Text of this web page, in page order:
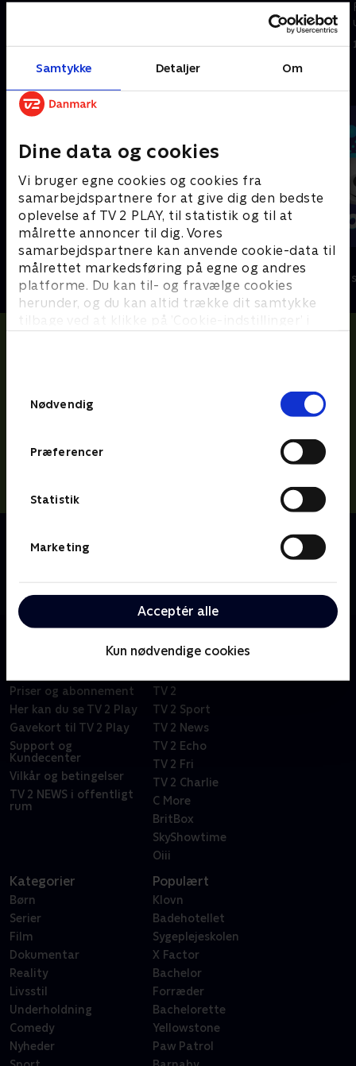
Samtykke Detaljer Om
Dine data og cookies
Vi bruger egne cookies og cookies fra
samarbejdspartnere for at give dig den bedste
oplevelse af TV 2 PLAY, til statistik og til at
målrette annoncer til dig. Vores
samarbejdspartnere kan anvende cookie-data til
målrettet markedsføring på egne og andres
platforme. Du kan til- og fravælge cookies
herunder, og du kan altid trække dit samtykke
tilbage ved at klikke på ’Cookie-indstillinger’ i
Nødvendig
Præferencer
Statistik
Marketing
Acceptér alle
Kun nødvendige cookies
14. februar 2024 • 1 min 14. februar 2024 • 1 min
Andre så også
Vilde unger
Børneserier • 1 sæsoner
Olly & Lea
Børneserier • 1
En samling af små kortfilm for de yngste børn i
underholdende.
Priser og abonnement
Her kan du se TV 2 Play
Gavekort til TV 2 Play
Support og
Kundecenter
Vilkår og betingelser
TV 2 NEWS i offentligt
rum
TV 2
TV 2 Sport
TV 2 News
TV 2 Echo
TV 2 Fri
TV 2 Charlie
C More
BritBox
SkyShowtime
Oiii
Kategorier
Børn
Serier
Film
Dokumentar
Reality
Livsstil
Underholdning
Comedy
Nyheder
Populært
Klovn
Badehotellet
Sygeplejeskolen
X Factor
Bachelor
Forræder
Bachelorette
Yellowstone
Paw Patrol